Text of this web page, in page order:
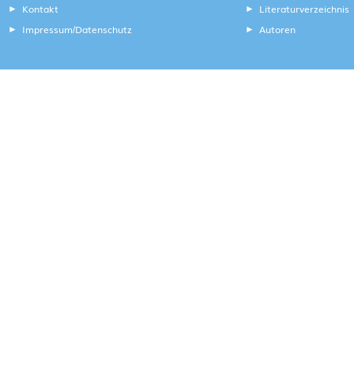
Kontakt
Impressum/Datenschutz
Literaturverzeichnis
Autoren